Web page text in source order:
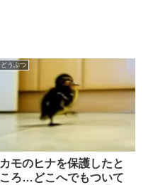
どうぶつ
カモのヒナを保護したと
ころ…どこへでもついて